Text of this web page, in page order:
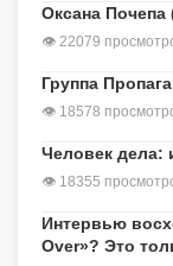
Оксана Почепа
👁 22079
Группа
👁 18578
Человек дела:
👁 18355
Интервью
Over»? Это